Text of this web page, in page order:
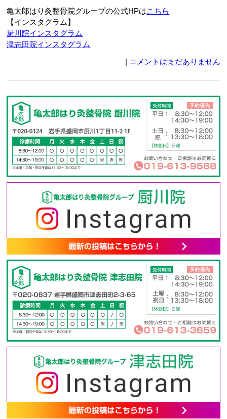
亀太郎はり灸整骨院グループの公式HPはこちら
【インスタグラム】
厨川院インスタグラム
津志田院インスタグラム
| コメントはまだありません